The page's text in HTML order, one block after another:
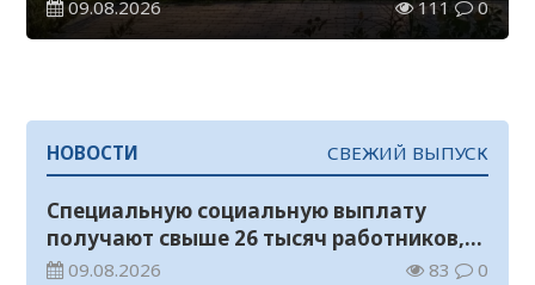
09.08.2026 111 0
НОВОСТИ СВЕЖИЙ ВЫПУСК
Специальную социальную выплату
получают свыше 26 тысяч работников,
занятых во вредных условиях труда
09.08.2026 83 0